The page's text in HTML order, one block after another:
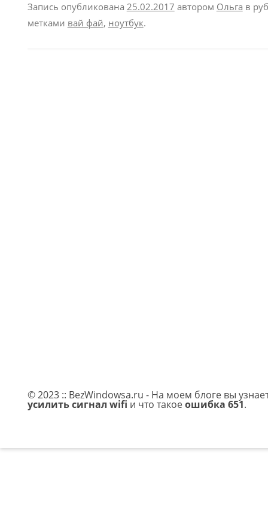
Запись опубликована 25.02.2017 автором Ольга в
метками вай фай, ноутбук.
© 2023 :: BezWindowsa.ru - На моем блоге вы
усилить сигнал wifi и что такоеошибка 651.